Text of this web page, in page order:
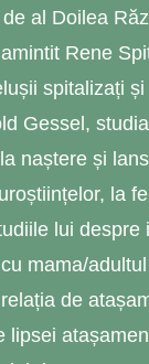
al Doilea
Rene
spitalizați
Gessel,
naștere și
la
lui despre
mama/
de
lipsei